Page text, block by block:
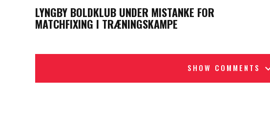
LYNGBY BOLDKLUB UNDER MISTANKE FOR
MATCHFIXING I TRÆNINGSKAMPE
SHOW COMMENTS